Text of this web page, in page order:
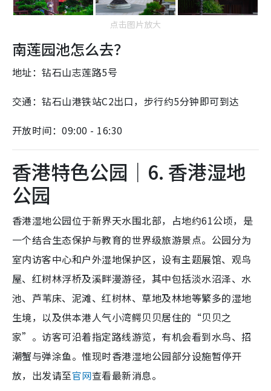
点击图片放大
南莲园池怎么去？
地址：钻石山志莲路5号
交通：钻石山港铁站C2出口，步行约5分钟即可到达
开放时间：09:00 - 16:30
香港特色公园｜6. 香港湿地
公园
香港湿地公园位于新界天水围北部，占地约61公顷，是
一个结合生态保护与教育的世界级旅游景点。公园分为
室内访客中心和户外湿地保护区，设有主题展馆、观鸟
屋、红树林浮桥及溪畔漫游径，其中包括淡水沼泽、水
池、芦苇床、泥滩、红树林、草地及林地等繁多的湿地
生境，以及供本港人气小湾鳄贝贝居住的“贝贝之
家”。访客可沿着指定路线游览，有机会看到水鸟、招
潮蟹与弹涂鱼。惟现时香港湿地公园部分设施暂停开
放，出发请至官网查看最新消息。